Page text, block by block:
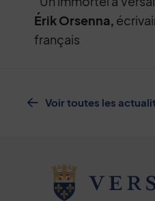
Érik Orsenna,
français
Voir toutes les